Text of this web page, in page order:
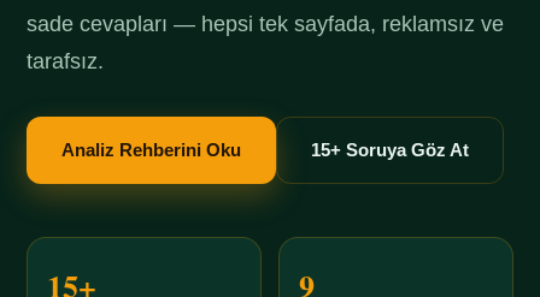
sade cevapları — hepsi tek sayfada, reklamsız ve
tarafsız.
Analiz Rehberini Oku 15+ Soruya Göz At
15+ 9